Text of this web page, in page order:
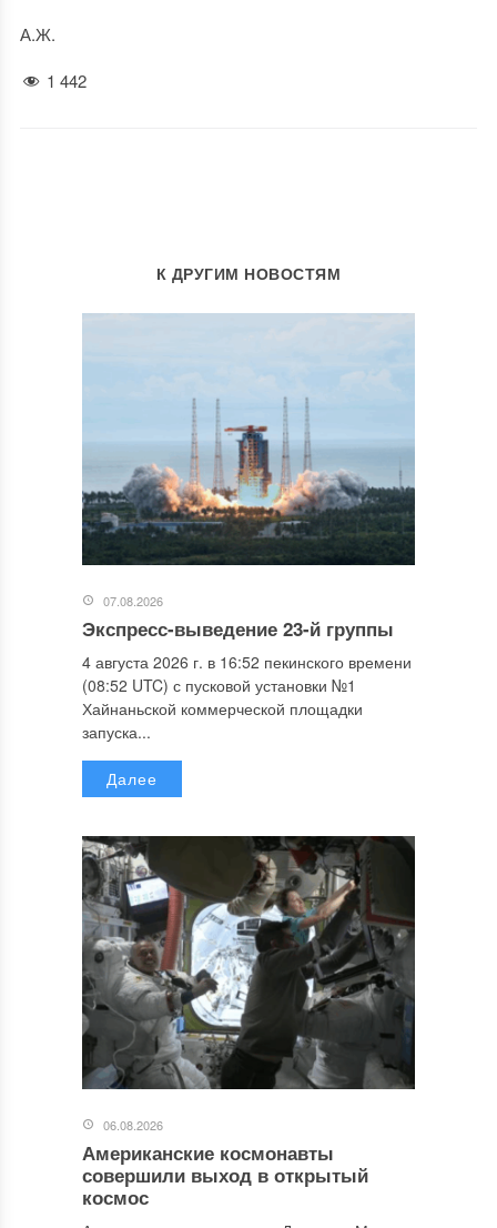
А.Ж.
1 442
К ДРУГИМ НОВОСТЯМ
07.08.2026
Экспресс-выведение 23-й группы
4 августа 2026 г. в 16:52 пекинского времени
(08:52 UTC) с пусковой установки №1
Хайнаньской коммерческой площадки
запуска...
Далее
06.08.2026
Американские космонавты
совершили выход в открытый
космос